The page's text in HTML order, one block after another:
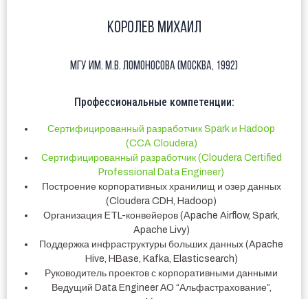
Королев Михаил
МГУ им. М.В. Ломоносова (Москва, 1992)
Профессиональные компетенции:
Сертифицированный разработчик Spark и Hadoop
(CCA Cloudera)
Сертифицированный разработчик (Cloudera Certified
Professional Data Engineer)
Построение корпоративных хранилищ и озер данных
(Cloudera CDH, Hadoop)
Организация ETL-конвейеров (Apache Airflow, Spark,
Apache Livy)
Поддержка инфраструктуры больших данных (Apache
Hive, HBase, Kafka, Elasticsearch)
Руководитель проектов с корпоративными данными
Ведущий Data Engineer АО “Альфастрахование”,